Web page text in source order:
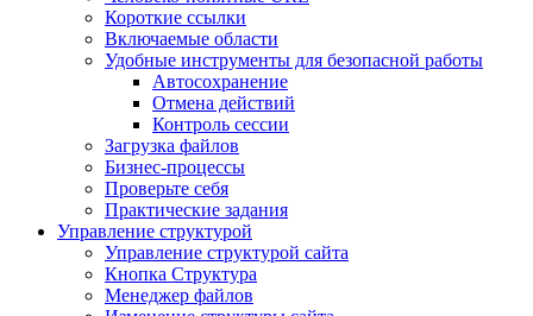
Короткие ссылки
Включаемые области
Удобные инструменты для безопасной работы
Автосохранение
Отмена действий
Контроль сессии
Загрузка файлов
Бизнес-процессы
Проверьте себя
Практические задания
Управление структурой
Управление структурой сайта
Кнопка Структура
Менеджер файлов